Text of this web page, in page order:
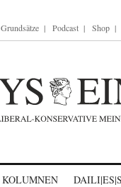
Grundsätze Podcast Shop
KOLUMNEN